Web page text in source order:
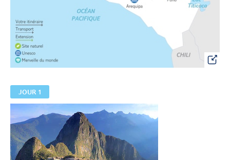
JOUR 1